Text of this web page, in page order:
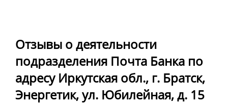
Отзывы о деятельности
подразделения Почта Банка по
адресу Иркутская обл., г. Братск,
Энергетик, ул. Юбилейная, д. 15